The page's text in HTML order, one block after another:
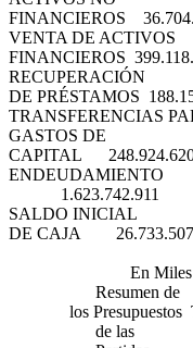
FINANCIEROS
VENTA DE ACTIVOS
FINANCIEROS
RECUPERACIÓN
DE PRÉSTAMOS
TRANSFERENCIAS
GASTOS DE
CAPITAL
ENDEUDAMIENTO
1.623.742.911
SALDO INICIAL
DE CAJA
En Miles
Resumen de
los Presupuestos
de las